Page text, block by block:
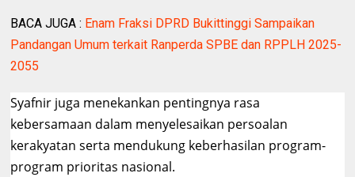
BACA JUGA : Enam Fraksi DPRD Bukittinggi Sampaikan
Pandangan Umum terkait Ranperda SPBE dan RPPLH 2025-
2055
Syafnir juga menekankan pentingnya rasa
kebersamaan dalam menyelesaikan persoalan
kerakyatan serta mendukung keberhasilan program-
program prioritas nasional.